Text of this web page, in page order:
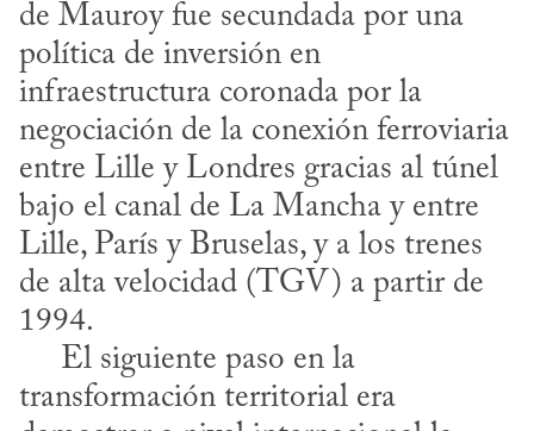
de Mauroy fue secundada por una
política de inversión en
infraestructura coronada por la
negociación de la conexión ferroviaria
entre Lille y Londres gracias al túnel
bajo el canal de La Mancha y entre
Lille, París y Bruselas, y a los trenes
de alta velocidad (TGV) a partir de
1994.
transformación territorial era